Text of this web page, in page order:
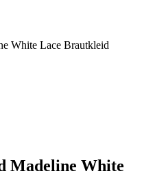
Madeline White